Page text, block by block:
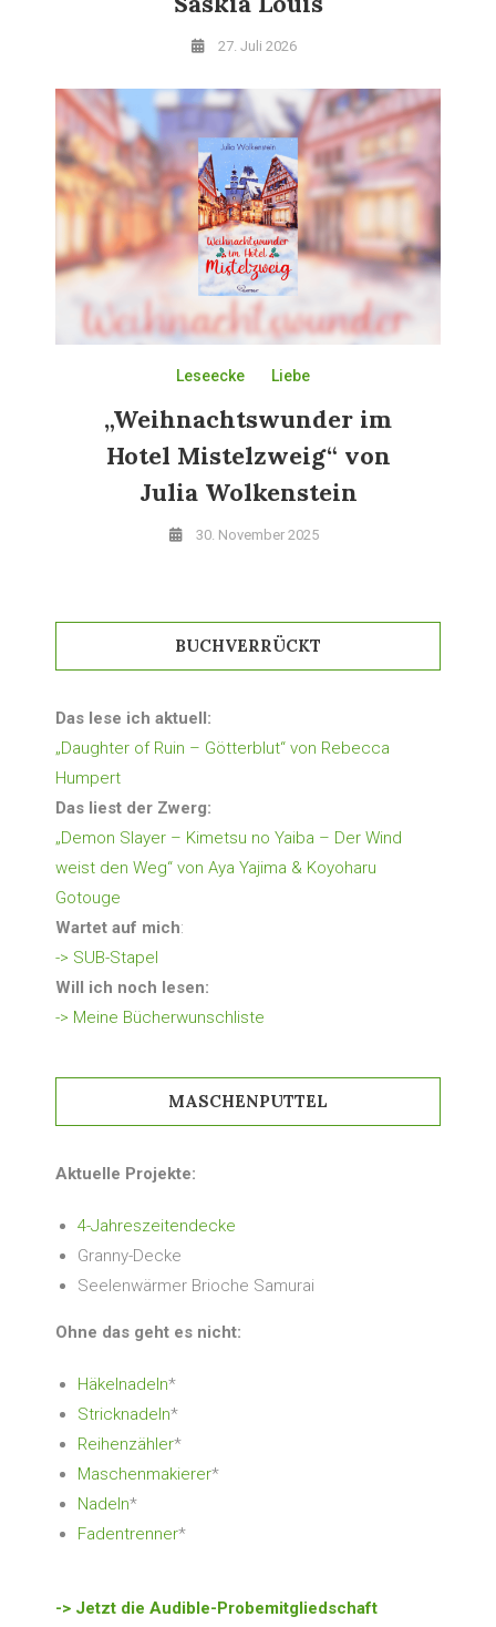
27. Juli 2026
Leseecke Liebe
„Weihnachtswunder im
Hotel Mistelzweig“ von
Julia Wolkenstein
30. November 2025
BUCHVERRÜCKT
Das lese ich aktuell:
„Daughter of Ruin – Götterblut“ von Rebecca
Humpert
Das liest der Zwerg:
„Demon Slayer – Kimetsu no Yaiba – Der Wind
weist den Weg“ von Aya Yajima & Koyoharu
Gotouge
Wartet auf mich:
-> SUB-Stapel
Will ich noch lesen:
-> Meine Bücherwunschliste
MASCHENPUTTEL
Aktuelle Projekte:
4-Jahreszeitendecke
Granny-Decke
Seelenwärmer Brioche Samurai
Ohne das geht es nicht:
Häkelnadeln*
Stricknadeln*
Reihenzähler*
Maschenmakierer*
Nadeln*
Fadentrenner*
-> Jetzt die Audible-Probemitgliedschaft